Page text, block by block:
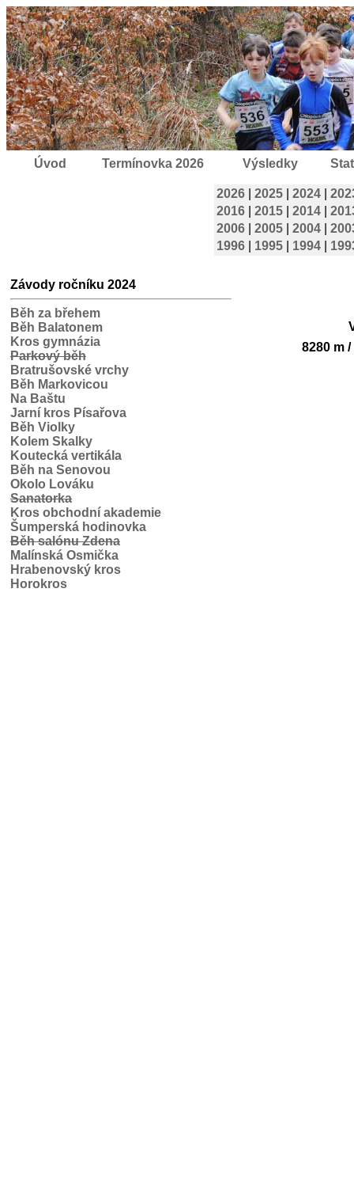
Úvod Termínovka 2026 Výsledky
2026 2025 2024
2016
2015 2014
2006
2005 2004
1996
1995 1994
Závody ročníku 2024
Běh za břehem
Běh Balatonem
Kros gymnázia
Parkový běh
Bratrušovské vrchy
Běh Markovicou
Na Baštu
Jarní kros Písařova
Běh Violky
Kolem Skalky
Koutecká vertikála
Běh na Senovou
Okolo Lováku
Sanatorka
Kros obchodní akademie
Šumperská hodinovka
Běh salónu Zdena
Malínská Osmička
Hrabenovský kros
Horokros
8280 m